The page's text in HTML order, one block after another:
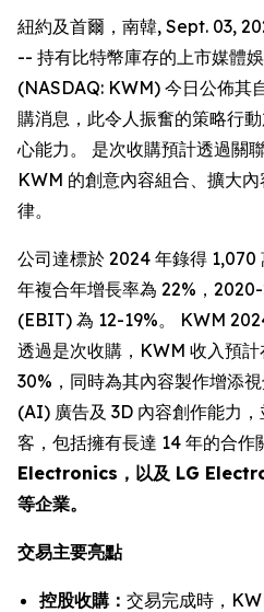
紐約及首爾，南韓, Sept. 03,
-- 持有比特幣庫存的上市媒體
(NASDAQ: KWM) 今日公佈其
購消息，此令人振奮的策略行
心能力。 是次收購預計透過關
KWM 的創意內容組合、擴大
律。
公司達標於 2024 年錄得
年複合年增長率為 22%，
(EBIT) 為 12-19%。 KWM
透過是次收購，KWM 收入預
30%，同時為其內容製作增添
(AI) 廣告及 3D 內容創作能力
客，包括擁有長達 14 年的合
Electronics，以及 LG
等企業。
交易主要亮點
控股收購： 交易完成時，